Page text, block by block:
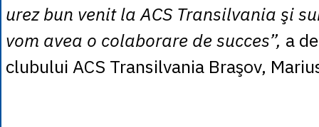
urez bun venit la ACS Transilvania şi
vom avea o colaborare de succes”, a
clubului ACS Transilvania Braşov,